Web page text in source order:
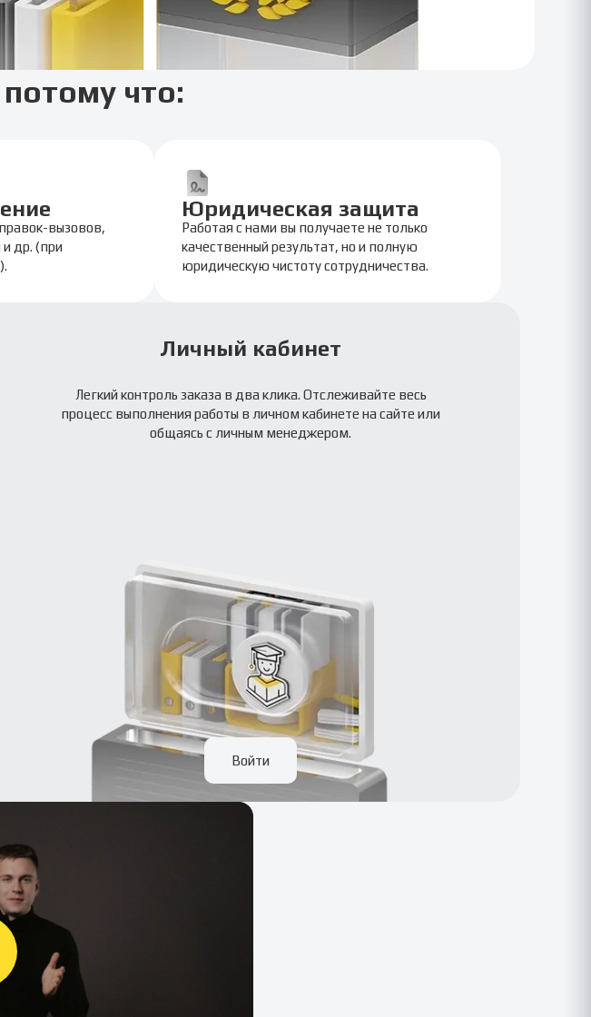
что:
вызовов,
др. (при
Юридическая защита
Работая с нами вы получаете не только
качественный результат, но и полную
юридическую чистоту сотрудничества.
Личный кабинет
Легкий контроль заказа в два клика. Отслеживайте весь
процесс выполнения работы в личном кабинете на сайте или
общаясь с личным менеджером.
Войти